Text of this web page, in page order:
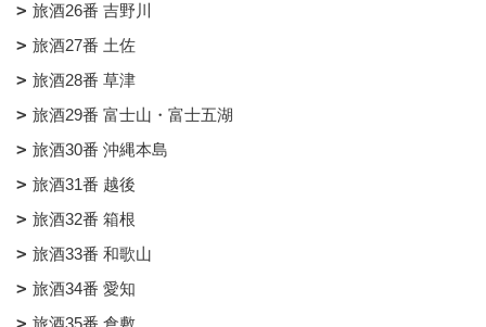
旅酒26番 吉野川
旅酒27番 土佐
旅酒28番 草津
旅酒29番 富士山・富士五湖
旅酒30番 沖縄本島
旅酒31番 越後
旅酒32番 箱根
旅酒33番 和歌山
旅酒34番 愛知